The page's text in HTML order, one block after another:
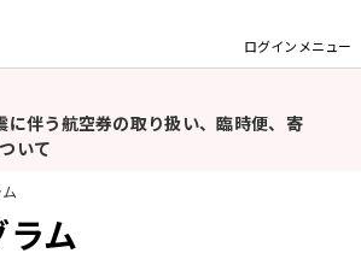
ログイン メニュー
った不審メール・不審電話・偽サイト
に伴う航空券の取り扱い、臨時便、寄
いて
よる運航情報ならびに航空券取り扱い
） ム